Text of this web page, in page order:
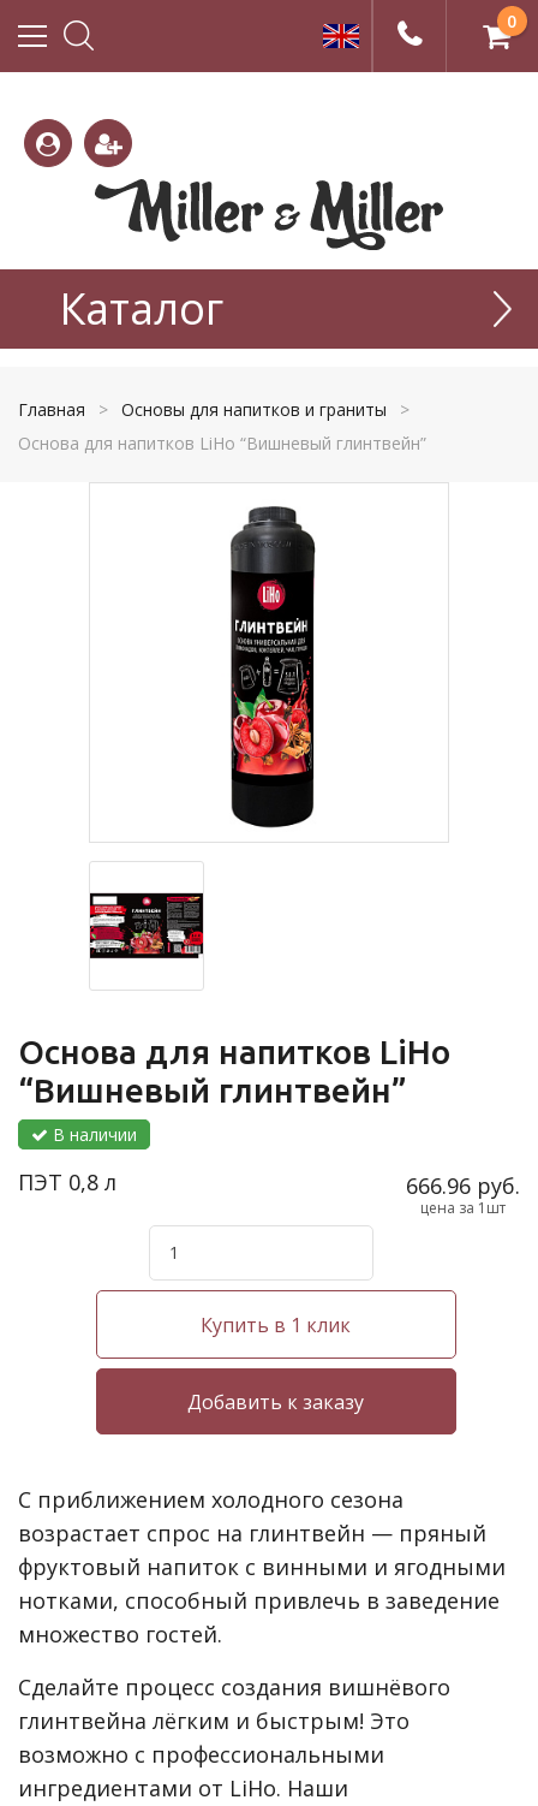
333-
(495)
77-99
0
Каталог
Главная > Основы для напитков и граниты
>
Основа для напитков LiHo “Вишневый глинтвейн”
Основа для напитков LiHo
“Вишневый глинтвейн”
В наличии
ПЭТ 0,8 л 666.96 руб.
цена за 1шт
Купить в 1 клик
С приближением холодного сезона
возрастает спрос на глинтвейн — пряный
фруктовый напиток с винными и ягодными
нотками, способный привлечь в заведение
множество гостей.
Сделайте процесс создания вишнёвого
глинтвейна лёгким и быстрым! Это
возможно с профессиональными
ингредиентами от LiHo. Наши